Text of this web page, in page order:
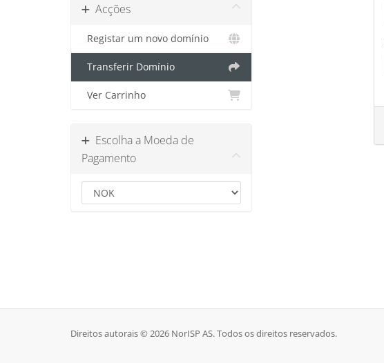
Acções
Registar um novo domínio
Transferir Domínio
Ver Carrinho
Escolha a Moeda de
Pagamento
Direitos autorais © 2026 NorISP AS. Todos os direitos reservados.